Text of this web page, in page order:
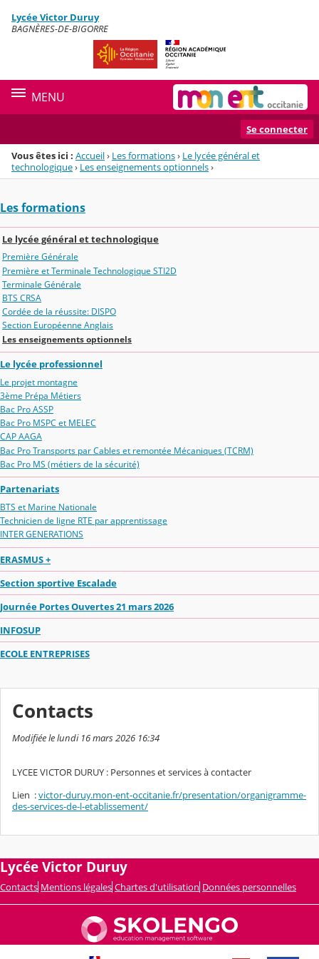
Menu de la rubrique
Contenu
Lycée Victor Duruy
BAGNÈRES-DE-BIGORRE
MENU
Se connecter
Vous êtes ici : Accueil› Les formations› Le lycée général et
technologique› Les enseignements optionnels›
Les formations
Le lycée général et technologique
Première Générale
Première et Terminale Technologique STI2D
Terminale Générale
BTS CRSA
Cordée de la réussite: DISPO
Section Européenne Anglais
Les enseignements optionnels
Le lycée professionnel
Le projet montagne
3ème Prépa Métiers
Bac Pro ASSP
Bac Pro MSPC et MELEC
CAP AAGA
Bac Pro Transports par Cables et remontée Mécaniques (TCRM)
Bac Pro MS (métiers de la sécurité)
Partenariats
BTS et Marine Nationale
Technicien de ligne RTE par apprentissage
INTER GENERATIONS
ERASMUS +
Section sportive Escalade
Journée Portes Ouvertes 21 mars 2026
INFOSUP
ECOLE ENTREPRISES
Contacts
Modifiée le lundi 16 mars 2026 16:34
LYCEE VICTOR DURUY : Personnes et services à contacter
Lien :victor-duruy.mon-ent-occitanie.fr/presentation/organigramme-
des-services-de-l-etablissement/
Lycée Victor Duruy
Contacts Mentions légales Chartes d'utilisation Données personnelles